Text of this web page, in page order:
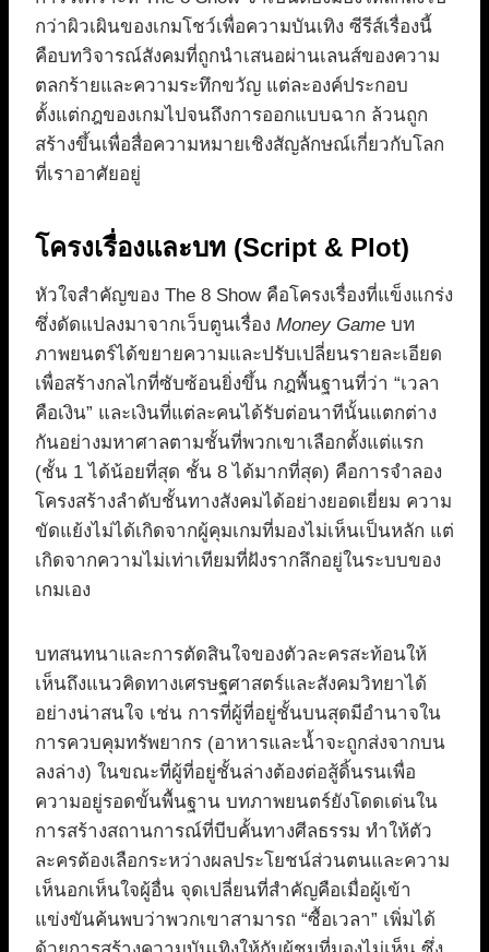
กว่าผิวเผินของเกมโชว์เพื่อความบันเทิง ซีรีส์เรื่องนี้
คือบทวิจารณ์สังคมที่ถูกนำเสนอผ่านเลนส์ของความ
ตลกร้ายและความระทึกขวัญ แต่ละองค์ประกอบ
ตั้งแต่กฎของเกมไปจนถึงการออกแบบฉาก ล้วนถูก
สร้างขึ้นเพื่อสื่อความหมายเชิงสัญลักษณ์เกี่ยวกับโลก
ที่เราอาศัยอยู่
โครงเรื่องและบท (Script & Plot)
หัวใจสำคัญของ The 8 Show คือโครงเรื่องที่แข็งแกร่ง
ซึ่งดัดแปลงมาจากเว็บตูนเรื่อง Money Game บท
ภาพยนตร์ได้ขยายความและปรับเปลี่ยนรายละเอียด
เพื่อสร้างกลไกที่ซับซ้อนยิ่งขึ้น กฎพื้นฐานที่ว่า “เวลา
คือเงิน” และเงินที่แต่ละคนได้รับต่อนาทีนั้นแตกต่าง
กันอย่างมหาศาลตามชั้นที่พวกเขาเลือกตั้งแต่แรก
(ชั้น 1 ได้น้อยที่สุด ชั้น 8 ได้มากที่สุด) คือการจำลอง
โครงสร้างลำดับชั้นทางสังคมได้อย่างยอดเยี่ยม ความ
ขัดแย้งไม่ได้เกิดจากผู้คุมเกมที่มองไม่เห็นเป็นหลัก แต่
เกิดจากความไม่เท่าเทียมที่ฝังรากลึกอยู่ในระบบของ
เกมเอง
บทสนทนาและการตัดสินใจของตัวละครสะท้อนให้
เห็นถึงแนวคิดทางเศรษฐศาสตร์และสังคมวิทยาได้
อย่างน่าสนใจ เช่น การที่ผู้ที่อยู่ชั้นบนสุดมีอำนาจใน
การควบคุมทรัพยากร (อาหารและน้ำจะถูกส่งจากบน
ลงล่าง) ในขณะที่ผู้ที่อยู่ชั้นล่างต้องต่อสู้ดิ้นรนเพื่อ
ความอยู่รอดขั้นพื้นฐาน บทภาพยนตร์ยังโดดเด่นใน
การสร้างสถานการณ์ที่บีบคั้นทางศีลธรรม ทำให้ตัว
ละครต้องเลือกระหว่างผลประโยชน์ส่วนตนและความ
เห็นอกเห็นใจผู้อื่น จุดเปลี่ยนที่สำคัญคือเมื่อผู้เข้า
แข่งขันค้นพบว่าพวกเขาสามารถ “ซื้อเวลา” เพิ่มได้